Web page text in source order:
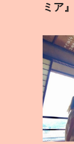
ミア
子を